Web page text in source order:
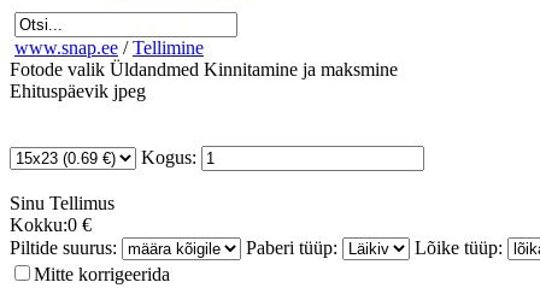
www.snap.ee / Tellimine
Fotode valik Üldandmed Kinnitamine ja maksmine
Ehituspäevik jpeg
Kogus:
Sinu Tellimus
Kokku:0 €
Piltide suurus:
Paberi tüüp:
Lõike tüüp:
Mitte korrigeerida